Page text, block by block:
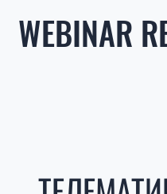
WEBINAR